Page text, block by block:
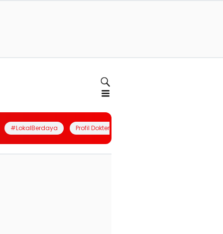
#LokalBerdaya Profil Dokter